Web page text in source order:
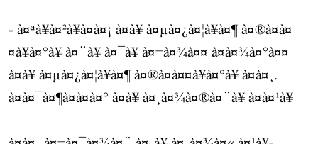
- à¤ªà¥à¤²à¥à¤à¤¡ à¤à¥ à¤µà¤¿à¤¦à¥à¤¶ à¤®à¤à¤
¤à¥à¤°à¥ à¤¨à¥ à¤¯à¥ à¤¬à¤¾à¤¤ à¤­à¤¾à¤°à¤¤
à¤à¥ à¤µà¤¿à¤¦à¥à¤¶ à¤®à¤à¤¤à¥à¤°à¥ à¤à¤¸.
à¤à¤¯à¤¶à¤à¤à¤° à¤à¥ à¤¸à¤¾à¤®à¤¨à¥ à¤à¤¹à¥